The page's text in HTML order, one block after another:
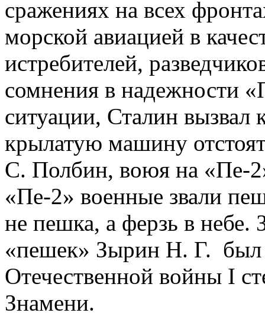
сражениях на всех
морской авиацией в
истребителей,
сомнения в надежности
ситуации, Сталин
крылатую машину
С. Полбин, воюя на «Пе-
«Пе-2» военные звали
не пешка, а ферзь в
«пешек» Зырин Н. Г. был
Отечественной войны I
Знамени.